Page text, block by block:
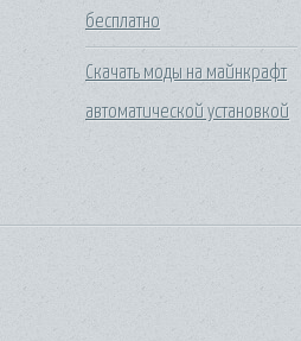
бесплатно
Скачать моды на майнкрафт
автоматической установкой